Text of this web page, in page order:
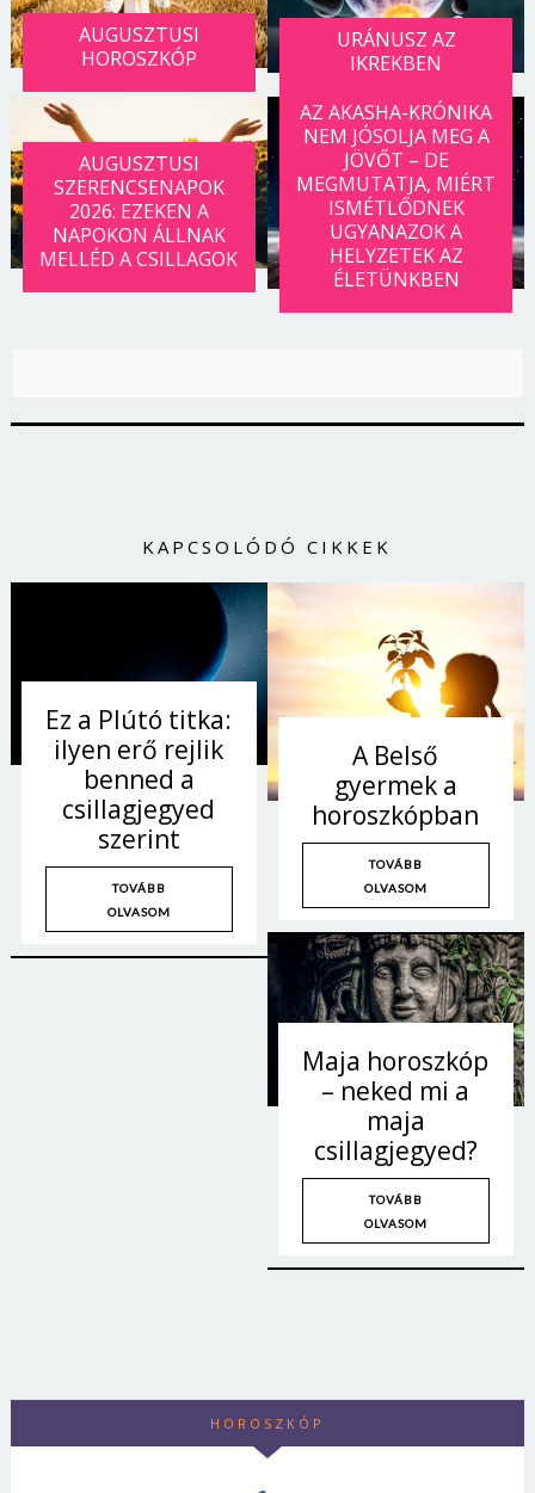
AUGUSZTUSI
HOROSZKÓP
URÁNUSZ AZ
IKREKBEN
AUGUSZTUSI
SZERENCSENAPOK
2026: EZEKEN A
NAPOKON ÁLLNAK
MELLÉD A CSILLAGOK
AZ AKASHA-KRÓNIKA
NEM JÓSOLJA MEG A
JÖVŐT – DE
MEGMUTATJA, MIÉRT
ISMÉTLŐDNEK
UGYANAZOK A
HELYZETEK AZ
ÉLETÜNKBEN
KAPCSOLÓDÓ CIKKEK
Ez a Plútó titka:
ilyen erő rejlik
benned a
csillagjegyed
szerint
TOVÁBB
OLVASOM
A Belső
gyermek a
horoszkópban
TOVÁBB
OLVASOM
Maja horoszkóp
– neked mi a
maja
csillagjegyed?
TOVÁBB
OLVASOM
HOROSZKÓP
E-mail cím vagy felhasználónév